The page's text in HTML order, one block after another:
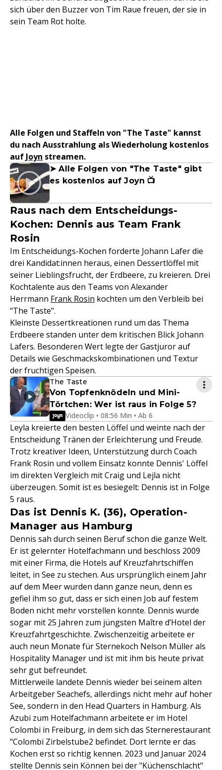
sich über den Buzzer von Tim Raue freuen, der sie in
sein Team Rot holte.
Alle Folgen und Staffeln von "The Taste" kannst
du nach Ausstrahlung als Wiederholung kostenlos
auf Joyn streamen.
➤ Alle Folgen von "The Taste" gibt
es kostenlos auf Joyn 📺
Raus nach dem Entscheidungs-
Kochen: Dennis aus Team Frank
Rosin
Im Entscheidungs-Kochen forderte Johann Lafer die
drei Kandidat:innen heraus, einen Dessertlöffel mit
seiner Lieblingsfrucht, der Erdbeere, zu kreieren. Drei
Kochtalente aus den Teams von Alexander
Herrmann Frank Rosin kochten um den Verbleib bei
"The Taste".
Kleinste Dessertkreationen rund um das Thema
Erdbeere standen unter dem kritischen Blick Johann
Lafers. Besonderen Wert legte der Gastjuror auf
Details wie Geschmackskombinationen und Textur
der fruchtigen Speisen.
The Taste
Von Topfenknödeln und Mini-
Törtchen: Wer ist raus in Folge 5?
Videoclip • 08:56 Min • Ab 6
Leyla kreierte den besten Löffel und weinte nach der
Entscheidung Tränen der Erleichterung und Freude.
Trotz kreativer Ideen, Unterstützung durch Coach
Frank Rosin und vollem Einsatz konnte Dennis' Löffel
im direkten Vergleich mit Craig und Lejla nicht
überzeugen. Somit ist es besiegelt: Dennis ist in Folge
5 raus.
Das ist Dennis K. (36), Operation-
Manager aus Hamburg
Dennis sah durch seinen Beruf schon die ganze Welt.
Er ist gelernter Hotelfachmann und beschloss 2009
mit einer Firma, die Hotels auf Kreuzfahrtschiffen
leitet, in See zu stechen. Aus ursprünglich einem Jahr
auf dem Meer wurden dann ganze neun, denn es
gefiel ihm so gut, dass er sich einen Job auf festem
Boden nicht mehr vorstellen konnte. Dennis wurde
sogar mit 25 Jahren zum jüngsten Maître d’Hotel der
Kreuzfahrtgeschichte. Zwischenzeitig arbeitete er
auch neun Monate für Sternekoch Nelson Müller als
Hospitality Manager und ist mit ihm bis heute privat
sehr gut befreundet.
Mittlerweile landete Dennis wieder bei seinem alten
Arbeitgeber Seachefs, allerdings nicht mehr auf hoher
See, sondern in den Head Quarters in Hamburg. Als
Azubi zum Hotelfachmann arbeitete er im Hotel
Colombi in Freiburg, in dem sich das Sternerestaurant
"Colombi Zirbelstube2 befindet. Dort lernte er das
Kochen erst so richtig kennen. 2023 und Januar 2024
stellte Dennis sein Können bei der "Küchenschlacht"